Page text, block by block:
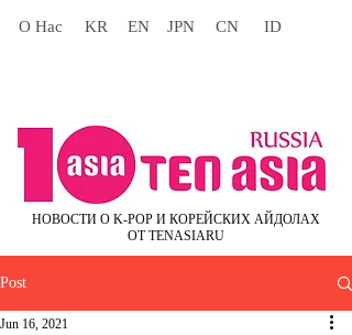
О Нас KR EN JPN CN ID
НОВОСТИ О K-POP И КОРЕЙСКИХ АЙДОЛАХ
ОТ TENASIARU
Post
Jun 16, 2021